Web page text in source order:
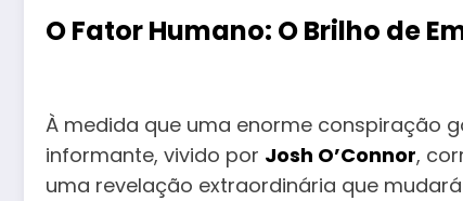
O Fator Humano: O Brilho de
À medida que uma enorme conspiração
informante, vivido por Josh O’Connor,
uma revelação extraordinária que